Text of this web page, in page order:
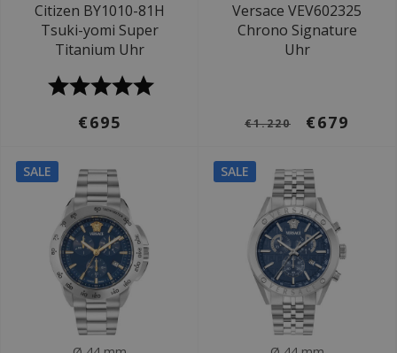
Citizen BY1010-81H
Tsuki-yomi Super
Titanium Uhr
€695
Versace VEV602325
Chrono Signature
Uhr
€1.220 €679
SALE SALE